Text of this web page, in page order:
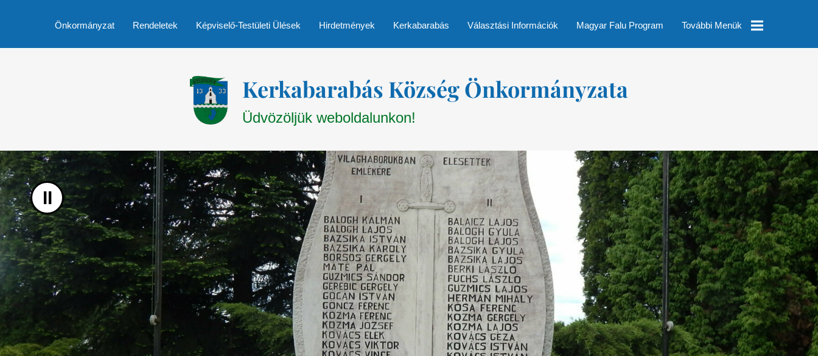
Önkormányzat Rendeletek Képviselő-Testületi Ülések Hirdetmények Kerkabarabás Választási Információk Magyar Falu Program További Menük
Rendelet
Módosítás
Pályázatok
Nyomtatványok
Kerkabarabás
Térkép
Kerkabarabás Község Önkormányzata
Üdvözöljük weboldalunkon!
II